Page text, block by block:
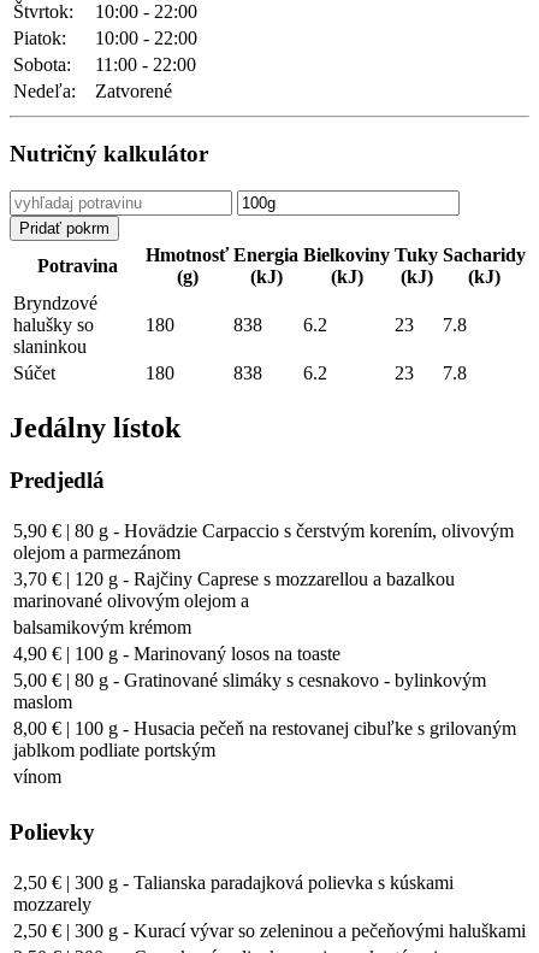
Štvrtok:
10:00 - 22:00
Piatok:
10:00 - 22:00
Sobota:
11:00 - 22:00
Nedeľa:
Zatvorené
Nutričný kalkulátor
Potravina
Hmotnosť
(g)
Energia
(kJ)
Bielkoviny
(kJ)
Tuky
(kJ)
Sacharidy
(kJ)
Súčet 180 838 6.2 23 7.8
Bryndzové
halušky so
slaninkou
180 838 6.2 23 7.8
Jedálny lístok
Predjedlá
5,90 € | 80 g - Hovädzie Carpaccio s čerstvým korením, olivovým
olejom a parmezánom
3,70 € | 120 g - Rajčiny Caprese s mozzarellou a bazalkou
marinované olivovým olejom a
balsamikovým krémom
4,90 € | 100 g - Marinovaný losos na toaste
5,00 € | 80 g - Gratinované slimáky s cesnakovo - bylinkovým
maslom
8,00 € | 100 g - Husacia pečeň na restovanej cibuľke s grilovaným
jablkom podliate portským
vínom
Polievky
2,50 € | 300 g - Talianska paradajková polievka s kúskami
mozzarely
2,50 € | 300 g - Kurací vývar so zeleninou a pečeňovými haluškami